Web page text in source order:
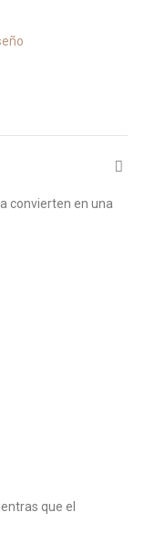
convierten en una
que el